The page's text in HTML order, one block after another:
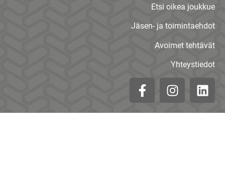
Etsi oikea joukkue
Jäsen- ja toimintaehdot
Avoimet tehtävät
Yhteystiedot